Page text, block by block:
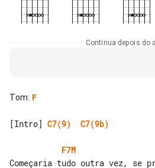
Continua depois do
Tom: F
[Intro] C7(9) C7(9b)
F7M